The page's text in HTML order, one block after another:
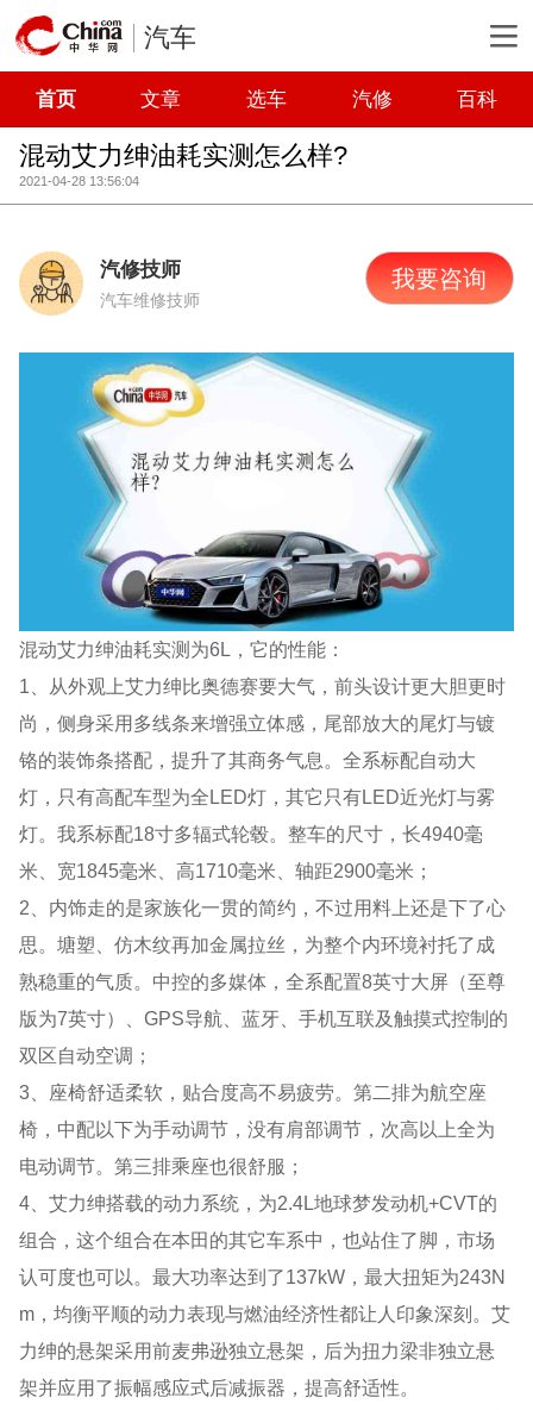
汽车
首页 文章 选车 汽修 百科
混动艾力绅油耗实测怎么样?
2021-04-28 13:56:04
汽修技师
汽车维修技师
我要咨询
混动艾力绅油耗实测为6L，它的性能：
1、从外观上艾力绅比奥德赛要大气，前头设计更大胆更时
尚，侧身采用多线条来增强立体感，尾部放大的尾灯与镀
铬的装饰条搭配，提升了其商务气息。全系标配自动大
灯，只有高配车型为全LED灯，其它只有LED近光灯与雾
灯。我系标配18寸多辐式轮毂。整车的尺寸，长4940毫
米、宽1845毫米、高1710毫米、轴距2900毫米；
2、内饰走的是家族化一贯的简约，不过用料上还是下了心
思。塘塑、仿木纹再加金属拉丝，为整个内环境衬托了成
熟稳重的气质。中控的多媒体，全系配置8英寸大屏（至尊
版为7英寸）、GPS导航、蓝牙、手机互联及触摸式控制的
双区自动空调；
3、座椅舒适柔软，贴合度高不易疲劳。第二排为航空座
椅，中配以下为手动调节，没有肩部调节，次高以上全为
电动调节。第三排乘座也很舒服；
4、艾力绅搭载的动力系统，为2.4L地球梦发动机+CVT的
组合，这个组合在本田的其它车系中，也站住了脚，市场
认可度也可以。最大功率达到了137kW，最大扭矩为243N
m，均衡平顺的动力表现与燃油经济性都让人印象深刻。艾
力绅的悬架采用前麦弗逊独立悬架，后为扭力梁非独立悬
架并应用了振幅感应式后减振器，提高舒适性。